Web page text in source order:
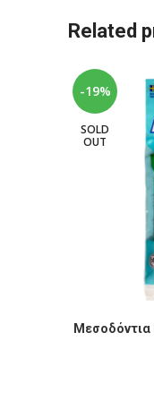
Related
-19%
SOLD
OUT
READ MORE
Μεσοδόντια